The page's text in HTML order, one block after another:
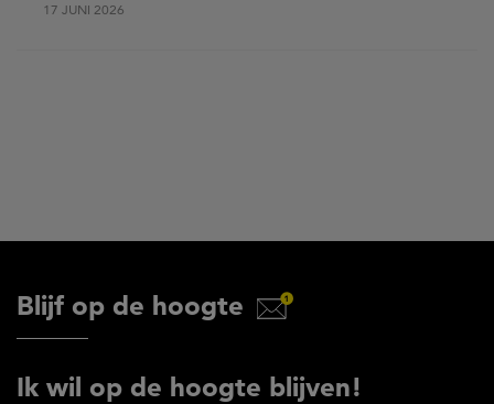
17 JUNI 2026
Blijf op de hoogte
Ik wil op de hoogte blijven!